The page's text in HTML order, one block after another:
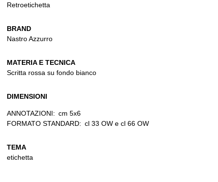
Retroetichetta
BRAND
Nastro Azzurro
MATERIA E TECNICA
Scritta rossa su fondo bianco
DIMENSIONI
ANNOTAZIONI: cm 5x6
FORMATO STANDARD: cl 33 OW e cl 66 OW
TEMA
etichetta